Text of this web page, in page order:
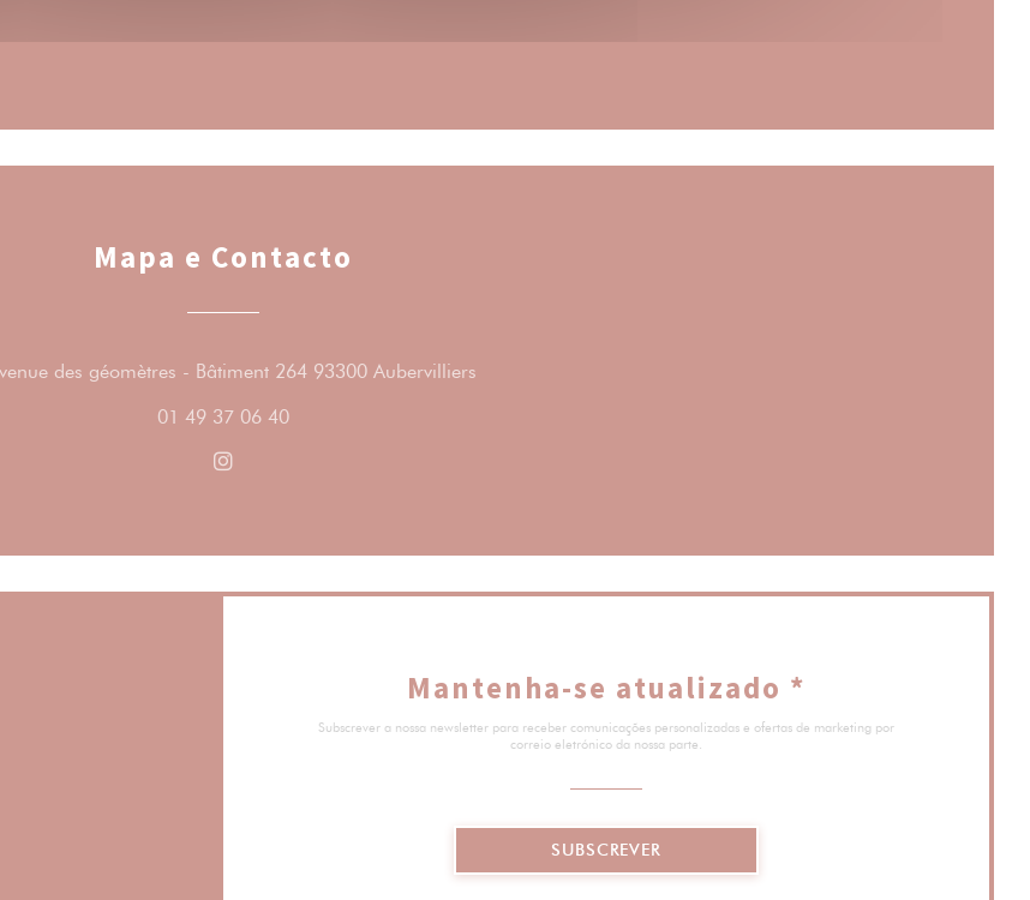
Mapa e Contacto
des géomètres - Bâtiment 264 93300 Aubervilliers((abre numa nova janela))
01 49 37 06 40
Instagram ((abre numa nova janela))
Mantenha-se atualizado *
Subscrever a nossa newsletter para receber comunicações personalizadas e ofertas de marketing por
correio eletrónico da nossa parte.
SUBSCREVER